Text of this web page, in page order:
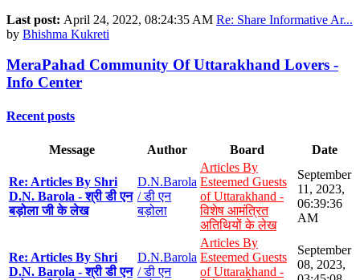
Last post: April 24, 2022, 08:24:35 AM Re: Share Informative Ar...
by Bhishma Kukreti
MeraPahad Community Of Uttarakhand Lovers -
Info Center
Recent posts
Message Author Board Date
Re: Articles By Shri
D.N. Barola - श्री डी एन
बड़ोला जी के लेख
D.N.Barola
/ डी एन
बड़ोला
Articles By
Esteemed Guests
of Uttarakhand -
विशेष आमंत्रित
अतिथियों के लेख
September
11, 2023,
06:39:36
AM
Re: Articles By Shri
D.N. Barola - श्री डी एन
D.N.Barola
/ डी एन
Articles By
Esteemed Guests
of Uttarakhand -
September
08, 2023,